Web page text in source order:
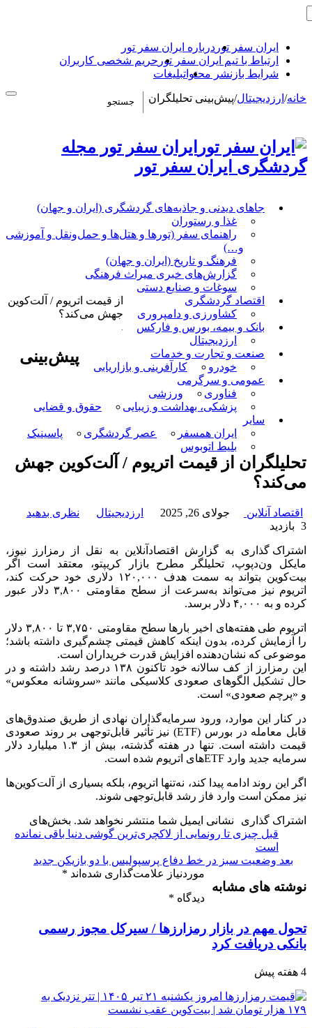
ایران سفر تور درباره ایران سفر تور
ارتباط با تیم ایران سفر تور حریم شخصی کاربران
شرایط بازنشر محتوا تبلیغات
ایران سفر تور مجله
گردشگری ایران سفر تور
جاهای دیدنی و جاذبه‌های گردشگری (ایران و جهان)
غذا و رستوران
راهنمای سفر (تورها و هتل‌ها و حمل‌و‌نقل و آموزشی
و…)
فرهنگ و تاریخ (ایران و جهان)
گزارش‌های خبری میراث فرهنگی
سوغات و صنایع دستی
اقتصاد گردشگری
کشاورزی و دامپروری
بانک و بیمه، بورس و فارکس
ارزدیجیتال
صنعت و تجارت و خدمات
خودرو
کارآفرینی و بازاریابی
عمومی و سرگرمی
فناوری
ورزشی
پزشکی، بهداشت و زیبایی
حقوق و قضایی
سایر
ایران همسفر
عصر گردشگری
پاسینیک
بلیط اتوبوس
خانه/ ارزدیجیتال/پیش‌بینی تحلیلگران
از قیمت اتریوم / آلت‌کوین
جهش می‌کند؟
پیش‌بینی
تحلیلگران از قیمت اتریوم / آلت‌کوین جهش
می‌کند؟
اقتصاد آنلاین جولای 26, 2025 ارزدیجیتال
نظری بدهید
3 بازدید
اشتراک گذاری
به گزارش اقتصادآنلاین به نقل از رمزارز نیوز،
مایکل ون‌دپوپ، تحلیلگر مطرح بازار کریپتو، معتقد است اگر
بیت‌کوین بتواند به سمت هدف ۱۲۰,۰۰۰ دلاری خود حرکت کند،
اتریوم نیز می‌تواند به‌سرعت از سطح مقاومتی ۳,۸۰۰ دلار عبور
کرده و به ۴,۰۰۰ دلار برسد.
اتریوم طی هفته‌های اخیر بارها سطح مقاومتی ۳,۷۵۰ تا ۳,۸۰۰ دلار
را آزمایش کرده، بدون اینکه کاهش قیمتی چشم‌گیری داشته باشد؛
موضوعی که نشان‌دهنده افزایش قدرت خریداران است.
این رمزارز از کف سالانه خود تاکنون ۱۳۸ درصد رشد داشته و در
حال تشکیل الگوهای صعودی کلاسیکی مانند «سرو‌شانه معکوس»
و «پرچم صعودی» است.
در کنار این موارد، ورود سرمایه‌گذاران نهادی از طریق صندوق‌های
قابل معامله در بورس (ETF) نیز تأثیر قابل‌توجهی بر روند صعودی
قیمت داشته است. تنها در هفته گذشته، بیش از ۱.۳ میلیارد دلار
سرمایه جدید وارد ETFهای اتریوم شده است.
اگر این روند ادامه پیدا کند، نه‌تنها اتریوم، بلکه بسیاری از آلت‌کوین‌ها
نیز ممکن است وارد فاز رشد قابل‌توجهی شوند.
اشتراک گذاری
قبل چیزی تا رونمایی از لاکچری‌ترین گوشی دنیا باقی نمانده
است
بعد وضعیت سبز در خط دفاع پرسپولیس با دو بازیکن جدید
نوشته های مشابه
تحول مهم در بازار رمزارزها / سیرکل مجوز رسمی
بانکی دریافت کرد
4 هفته پیش
نشانی ایمیل شما منتشر نخواهد شد. بخش‌های
موردنیاز علامت‌گذاری شده‌اند *
دیدگاه *